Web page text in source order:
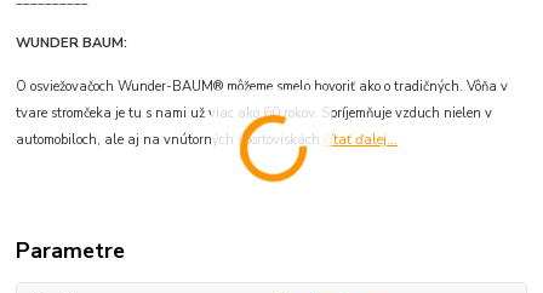
WUNDER BAUM:
O osviežovačoch Wunder-BAUM® môžeme smelo hovoriť ako o tradičných. Vôňa v
tvare stromčeka je tu s nami už viac ako 60 rokov. Spríjemňuje vzduch nielen v
automobiloch, ale aj na vnútorných športoviskáchčítať ďalej...
Parametre